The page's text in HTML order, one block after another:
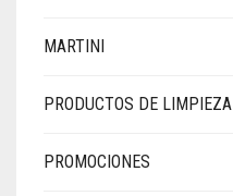
MARTINI
PRODUCTOS DE LIMPIEZA
PROMOCIONES